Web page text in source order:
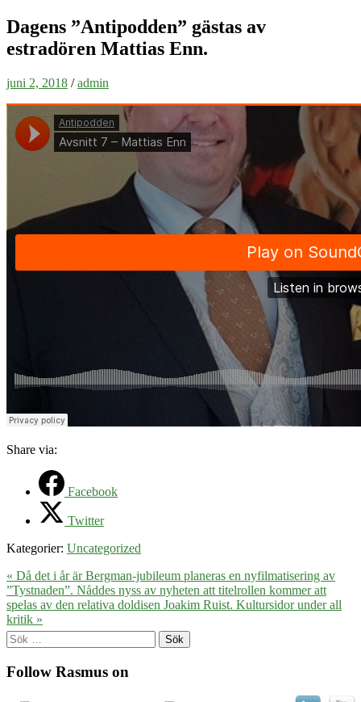
Dagens ”Antipodden” gästas av
estradören Mattias Enn.
juni 2, 2018 /admin
Share via:
Facebook
Twitter
Kategorier: Uncategorized
« Då det i år är Bergman-jubileum planeras en nyfilmatisering av
”Tystnaden”. Nåddes nyss av nyheten att titelrollen kommer att
spelas av den relativa doldisen Joakim Ruist. Kultursidor under all
kritik »
Sök
efter:
Follow Rasmus on